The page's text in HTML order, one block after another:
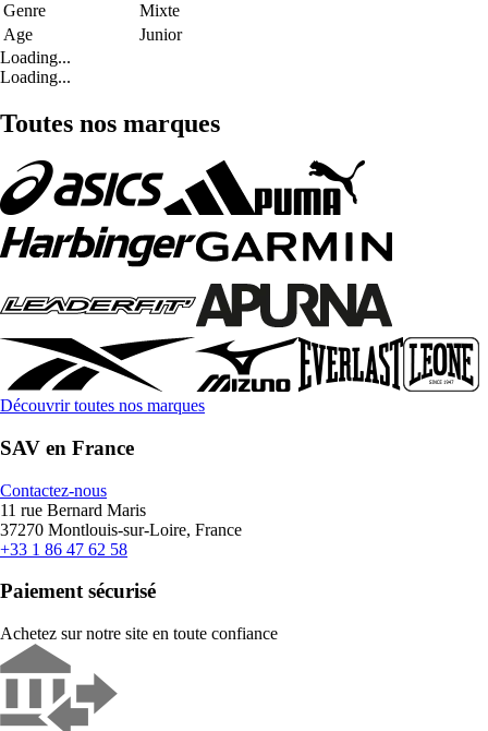
Genre
Mixte
Age
Junior
Loading...
Loading...
Toutes nos marques
Découvrir toutes nos marques
SAV en France
Contactez-nous
11 rue Bernard Maris
37270 Montlouis-sur-Loire, France
+33 1 86 47 62 58
Paiement sécurisé
Achetez sur notre site en toute confiance